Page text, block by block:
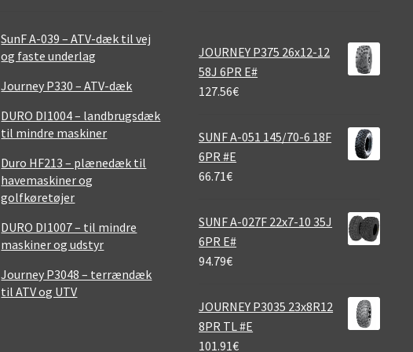
SunF A-039 – ATV-dæk til vej
og faste underlag
Journey P330 – ATV-dæk
DURO DI1004 – landbrugsdæk
til mindre maskiner
Duro HF213 – plænedæk til
havemaskiner og
golfkøretøjer
DURO DI1007 – til mindre
maskiner og udstyr
Journey P3048 – terrændæk
til ATV og UTV
JOURNEY P375 26x12-12
58J 6PR E#
127.56€
SUNF A-051 145/70-6 18F
6PR #E
66.71€
SUNF A-027F 22x7-10 35J
6PR E#
94.79€
JOURNEY P3035 23x8R12
8PR TL #E
101.91€